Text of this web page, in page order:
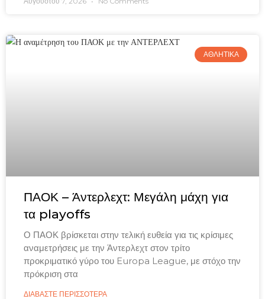
ΑΘΛΗΤΙΚΑ
ΠΑΟΚ – Άντερλεχτ: Μεγάλη μάχη για
τα playoffs
Ο ΠΑΟΚ βρίσκεται στην τελική ευθεία για τις κρίσιμες
αναμετρήσεις με την Άντερλεχτ στον τρίτο
προκριματικό γύρο του Europa League, με στόχο την
πρόκριση στα
ΔΙΑΒΑΣΤΕ ΠΕΡΙΣΣΟΤΕΡΑ